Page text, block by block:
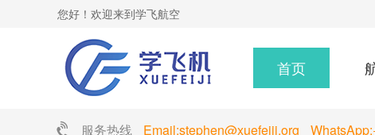
您好！欢迎来到学飞航空
首页
服务热线 Email:stephen@xuefeiji.org